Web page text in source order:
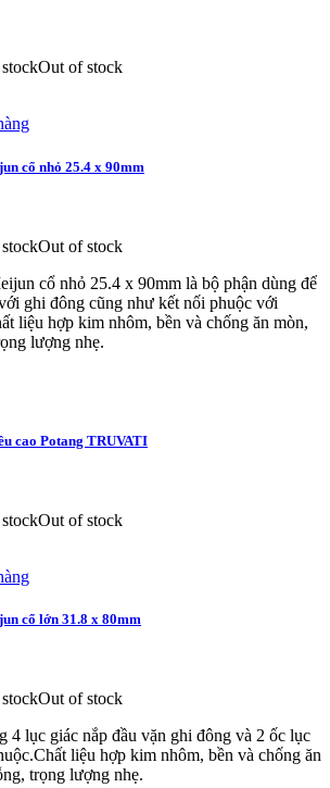
Out of stock
cổ nhỏ 25.4 x 90mm
Out of stock
cổ nhỏ 25.4 x 90mm là bộ phận dùng để
ghi đông cũng như kết nối phuộc với
liệu hợp kim nhôm, bền và chống ăn mòn,
lượng nhẹ.
cao Potang TRUVATI
Out of stock
cổ lớn 31.8 x 80mm
Out of stock
4 lục giác nắp đầu vặn ghi đông và 2 ốc lục
liệu hợp kim nhôm, bền và chống ăn
trọng lượng nhẹ.